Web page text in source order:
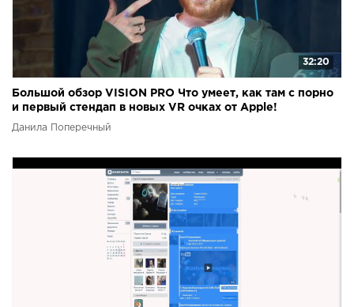
32:20
Большой обзор VISION PRO Что умеет, как там с пoрнo
и первый стендап в новых VR очках от Apple!
Данила Поперечный